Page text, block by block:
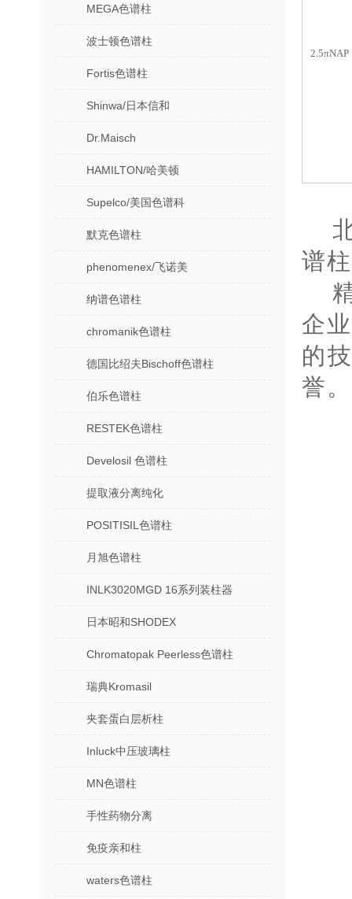
MEGA色谱柱
波士顿色谱柱
Fortis色谱柱
Shinwa/日本信和
Dr.Maisch
HAMILTON/哈美顿
Supelco/美国色谱科
默克色谱柱
phenomenex/飞诺美
纳谱色谱柱
chromanik色谱柱
德国比绍夫Bischoff色谱柱
伯乐色谱柱
RESTEK色谱柱
Develosil 色谱柱
提取液分离纯化
POSITISIL色谱柱
月旭色谱柱
INLK3020MGD 16系列装柱器
日本昭和SHODEX
Chromatopak Peerless色谱柱
瑞典Kromasil
夹套蛋白层析柱
Inluck中压玻璃柱
MN色谱柱
手性药物分离
免疫亲和柱
waters色谱柱
2.5πNAP
谱
企业
的
誉。